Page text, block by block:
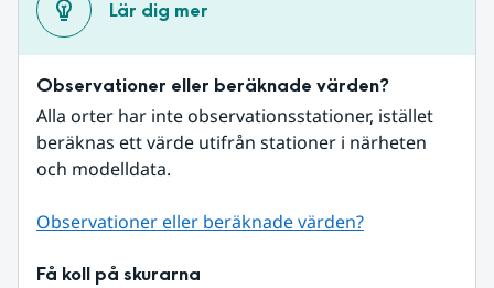
Lär dig mer
Observationer eller beräknade värden?
Alla orter har inte observationsstationer, istället
beräknas ett värde utifrån stationer i närheten
och modelldata.
Observationer eller beräknade värden?
Få koll på skurarna